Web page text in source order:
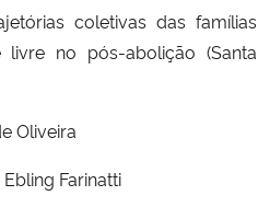
coletivas das famílias
no pós-abolição (Santa
Oliveira
Farinatti